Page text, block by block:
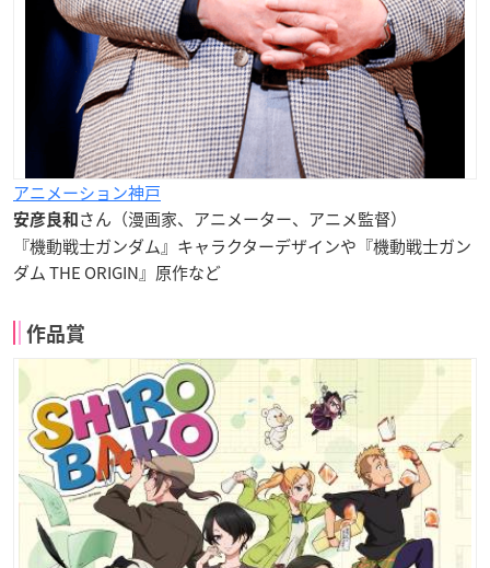
アニメーション神戸
安彦良和 さん（漫画家、アニメーター、アニメ監督）
『機動戦士ガンダム』キャラクターデザインや『機動戦士ガン
ダム THE ORIGIN』原作など
作品賞